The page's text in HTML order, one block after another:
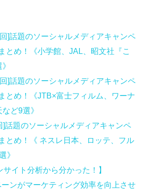
]話題のソーシャルメディアキャンペ
め！《小学館、JAL、昭文社『こ
]話題のソーシャルメディアキャンペ
め！《JTB×富士フィルム、ワーナ
ど9選》
]話題のソーシャルメディアキャンペ
め！《 ネスレ日本、ロッテ、フル
》
サイト分析から分かった！】
ンがマーケティング効率を向上させ